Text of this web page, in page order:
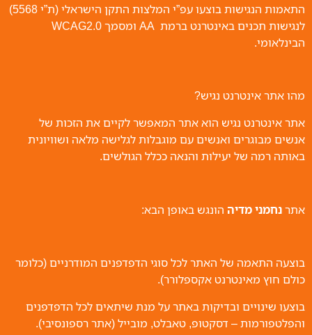
התאמות הנגישות בוצעו עפ”י המלצות התקן הישראלי (ת”י 5568)
לנגישות תכנים באינטרנט ברמת AA ומסמך WCAG2.0
הבינלאומי.
מהו אתר אינטרנט נגיש?
אתר אינטרנט נגיש הוא אתר המאפשר לקיים את הזכות של
אנשים מבוגרים ואנשים עם מוגבלות לגלישה מלאה ושוויונית
באותה רמה של יעילות והנאה ככלל הגולשים.
אתרנחמני מדיה הונגש באופן הבא:
בוצעה התאמה של האתר לכל סוגי הדפדפנים המודרניים (כלומר
כולם חוץ מאינטרנט אקספלורר).
בוצעו שינויים ובדיקות באתר על מנת שיתאים לכל הדפדפנים
והפלטפורמות – דסקטופ, טאבלט, מובייל (אתר רספונסיבי).